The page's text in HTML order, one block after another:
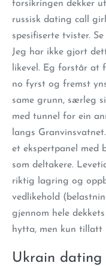
forsikringen dekker
russisk dating call
spesifiserte tvister.
Jeg har ikke gjort
likevel. Eg forstår at
no fyrst og fremst
same grunn, særleg
med tunnel for ein
langs
et ekspertpanel med
som deltakere.
riktig lagring og
vedlikehold
gjennom hele
hytta, men kun tillatt
Ukrain dating